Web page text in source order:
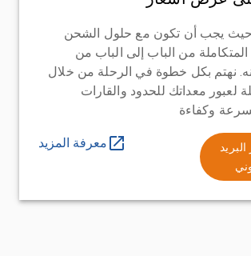
حيث يجب أن تكون مع حلول الشحن
من الباب إلى الباب من
نهتم بكل خطوة في الرحلة من خلال
لعبور معداتك للحدود والقارات
وكفاءة
معرفة المزيد